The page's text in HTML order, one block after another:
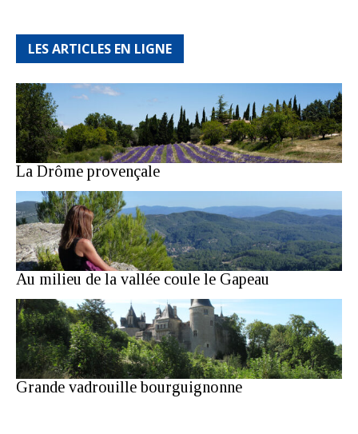
LES ARTICLES EN LIGNE
La Drôme provençale
Au milieu de la vallée coule le Gapeau
Grande vadrouille bourguignonne